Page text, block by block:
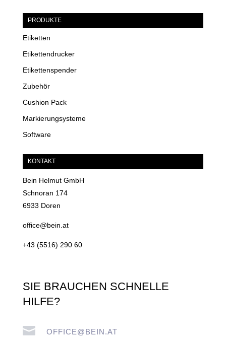
PRODUKTE
Etiketten
Etikettendrucker
Etikettenspender
Zubehör
Cushion Pack
Markierungsysteme
Software
KONTAKT
Bein Helmut GmbH
Schnoran 174
6933 Doren
office@bein.at
+43 (5516) 290 60
SIE BRAUCHEN SCHNELLE
HILFE?
 OFFICE@BEIN.AT